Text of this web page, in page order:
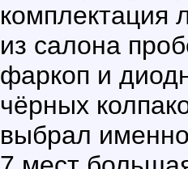
комплектация
из салона
фаркоп и
чёрных
выбрал